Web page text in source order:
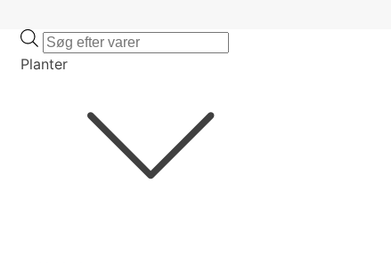
Products
search
Planter